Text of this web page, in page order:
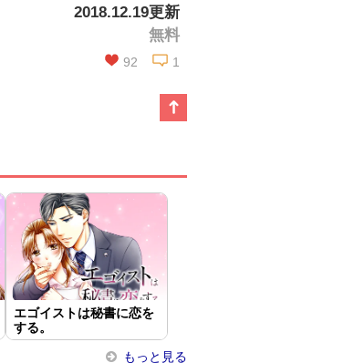
2018.12.19更新
無料
92 1
エゴイストは秘書に恋を
する。
もっと見る